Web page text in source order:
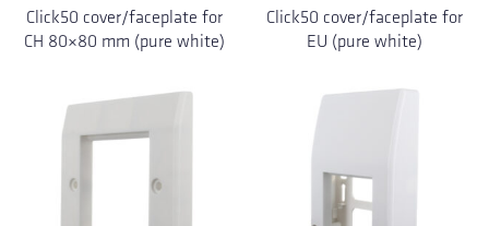
Click50 cover/faceplate for
CH 80×80 mm (pure white)
Click50 cover/faceplate for
EU (pure white)